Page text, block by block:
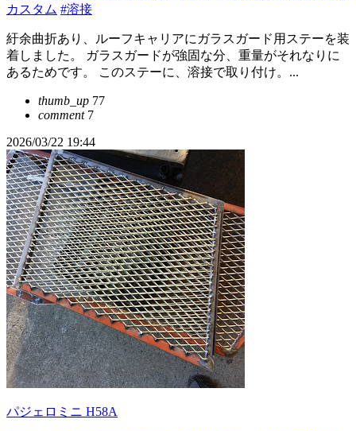
カスタム #溶接
紆余曲折あり、ルーフキャリアにガラスガード用ステーを装
着しました。 ガラスガードが強固な分、重量がそれなりに
あるためです。 このステーに、溶接で取り付け。...
thumb_up 77
comment7
2026/03/22 19:44
パジェロミニ H58A